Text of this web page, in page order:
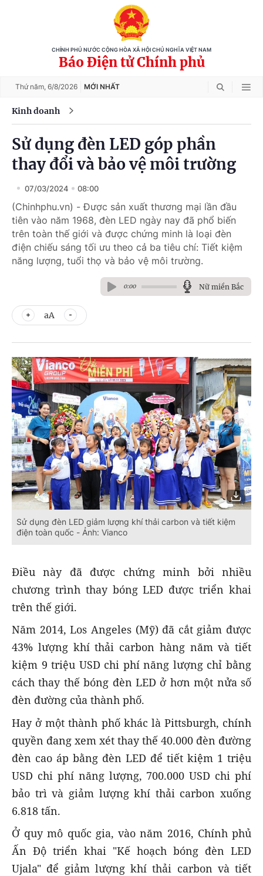
CHÍNH PHỦ NƯỚC CỘNG HÒA XÃ HỘI CHỦ NGHĨA VIỆT NAM
Báo Điện tử Chính phủ
Thứ năm, 6/8/2026 MỚI NHẤT
Kinh doanh
Sử dụng đèn LED góp phần
thay đổi và bảo vệ môi trường
07/03/2024 08:00
(Chinhphu.vn) - Được sản xuất thương mại lần đầu
tiên vào năm 1968, đèn LED ngày nay đã phổ biến
trên toàn thế giới và được chứng minh là loại đèn
điện chiếu sáng tối ưu theo cả ba tiêu chí: Tiết kiệm
năng lượng, tuổi thọ và bảo vệ môi trường.
0:00 Nữ miền Bắc
aA
Sử dụng đèn LED giảm lượng khí thải carbon và tiết kiệm
điện toàn quốc - Ảnh: Vianco
Điều này đã được chứng minh bởi nhiều
chương trình thay bóng LED được triển khai
trên thế giới.
Năm 2014, Los Angeles (Mỹ) đã cắt giảm được
43% lượng khí thải carbon hàng năm và tiết
kiệm 9 triệu USD chi phí năng lượng chỉ bằng
cách thay thế bóng đèn LED ở hơn một nửa số
đèn đường của thành phố.
Hay ở một thành phố khác là Pittsburgh, chính
quyền đang xem xét thay thế 40.000 đèn đường
đèn cao áp bằng đèn LED để tiết kiệm 1 triệu
USD chi phí năng lượng, 700.000 USD chi phí
bảo trì và giảm lượng khí thải carbon xuống
6.818 tấn.
Ở quy mô quốc gia, vào năm 2016, Chính phủ
Ấn Độ triển khai "Kế hoạch bóng đèn LED
Ujala" để giảm lượng khí thải carbon và tiết